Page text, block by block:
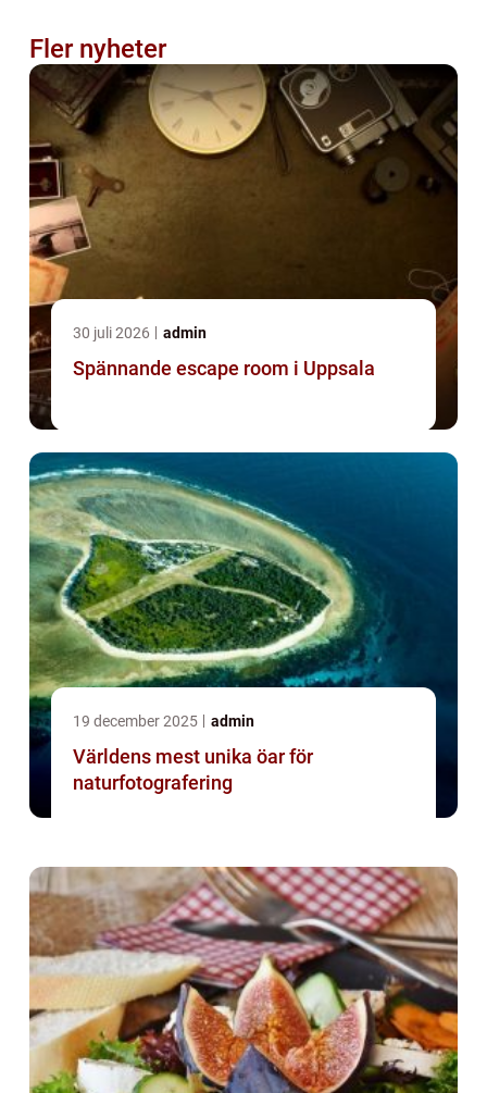
Fler nyheter
30 juli 2026 admin
Spännande escape room i Uppsala
19 december 2025 admin
Världens mest unika öar för
naturfotografering